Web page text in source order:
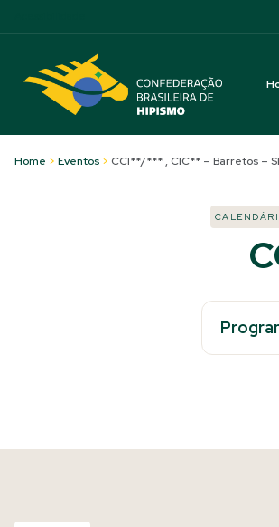
Home > Eventos > CCI**/*** , CIC** – Barretos –